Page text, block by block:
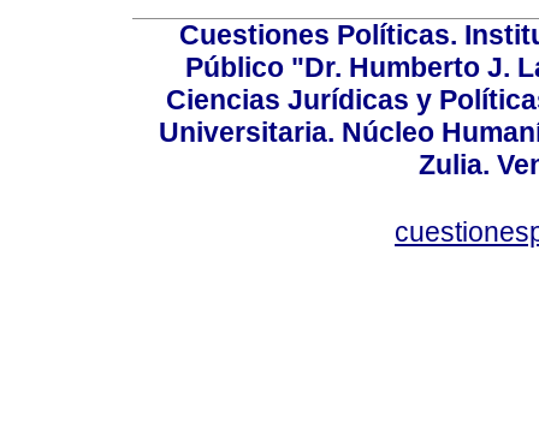
Cuestiones Políticas.
Público "Dr. Humberto J.
Ciencias Jurídicas y
Universitaria. Núcleo
Zulia.